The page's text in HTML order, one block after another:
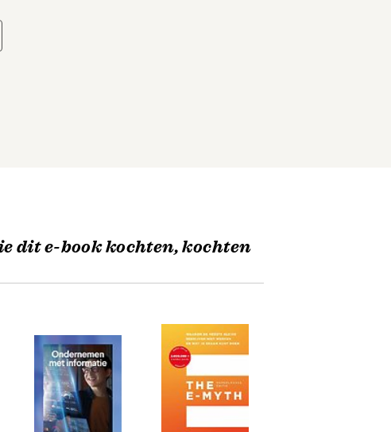
dit e-book kochten, kochten